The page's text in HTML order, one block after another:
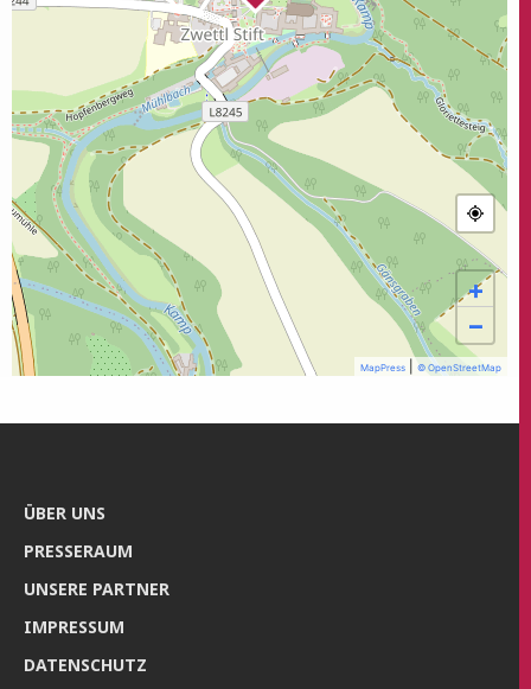
+
−
MapPress © OpenStreetMap
ÜBER UNS
PRES­SE­RAUM
UNSE­RE PARTNER
IMPRES­SUM
DATEN­SCHUTZ